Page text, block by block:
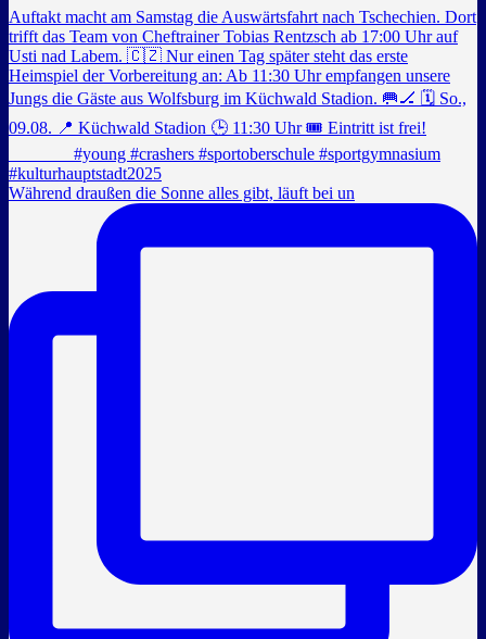
Während draußen die Sonne alles gibt, läuft bei un